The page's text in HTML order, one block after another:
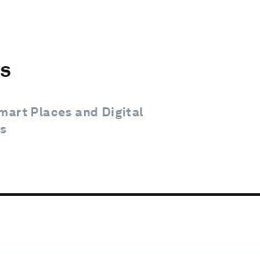
Places and Digital